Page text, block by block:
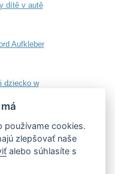
dítě v autě
Aufkleber
dziecko w
používame cookies.
zlepšovať naše
alebo súhlasíte s